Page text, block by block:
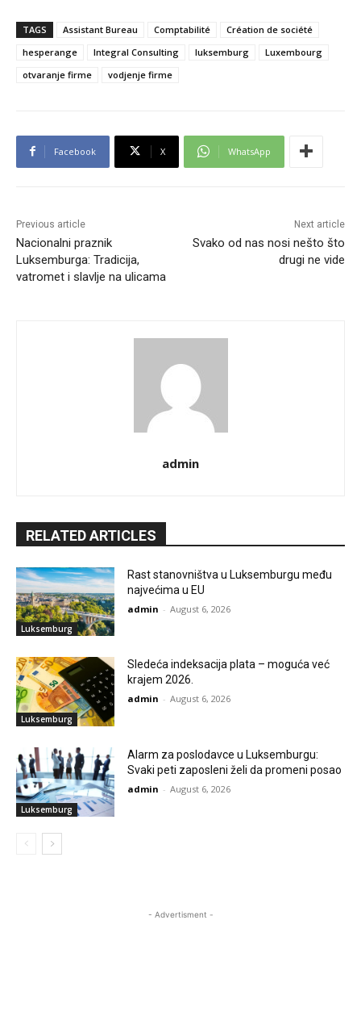
TAGS Assistant Bureau Comptabilité
Création de société
hesperange
Integral Consulting luksemburg
Luxembourg
otvaranje firme
vodjenje firme
Facebook X WhatsApp
Previous article
Nacionalni praznik
Luksemburga: Tradicija,
vatromet i slavlje na ulicama
Next article
Svako od nas nosi nešto što
drugi ne vide
admin
RELATED ARTICLES
Luksemburg
Rast stanovništva u Luksemburgu među
najvećima u EU
admin - August 6, 2026
Luksemburg
Sledeća indeksacija plata – moguća već
krajem 2026.
admin - August 6, 2026
Luksemburg
Alarm za poslodavce u Luksemburgu:
Svaki peti zaposleni želi da promeni posao
admin - August 6, 2026
- Advertisment -